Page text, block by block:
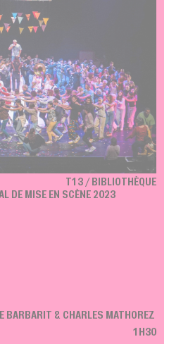
DE MISE EN SCÈNE 2023
T13 / BIBLIOTHÈQUE
BARBARIT & CHARLES MATHOREZ
1H30